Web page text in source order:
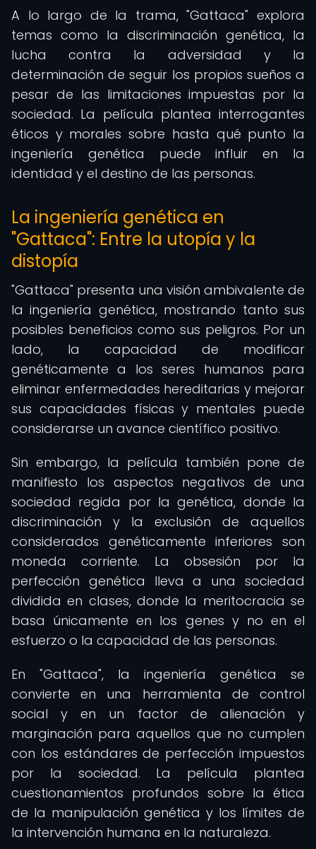
A lo largo de la trama, "Gattaca" explora
temas como la discriminación genética, la
lucha contra la adversidad y la
determinación de seguir los propios sueños a
pesar de las limitaciones impuestas por la
sociedad. La película plantea interrogantes
éticos y morales sobre hasta qué punto la
ingeniería genética puede influir en la
identidad y el destino de las personas.
La ingeniería genética en
"Gattaca": Entre la utopía y la
distopía
"Gattaca" presenta una visión ambivalente de
la ingeniería genética, mostrando tanto sus
posibles beneficios como sus peligros. Por un
lado, la capacidad de modificar
genéticamente a los seres humanos para
eliminar enfermedades hereditarias y mejorar
sus capacidades físicas y mentales puede
considerarse un avance científico positivo.
Sin embargo, la película también pone de
manifiesto los aspectos negativos de una
sociedad regida por la genética, donde la
discriminación y la exclusión de aquellos
considerados genéticamente inferiores son
moneda corriente. La obsesión por la
perfección genética lleva a una sociedad
dividida en clases, donde la meritocracia se
basa únicamente en los genes y no en el
esfuerzo o la capacidad de las personas.
En "Gattaca", la ingeniería genética se
convierte en una herramienta de control
social y en un factor de alienación y
marginación para aquellos que no cumplen
con los estándares de perfección impuestos
por la sociedad. La película plantea
cuestionamientos profundos sobre la ética
de la manipulación genética y los límites de
la intervención humana en la naturaleza.